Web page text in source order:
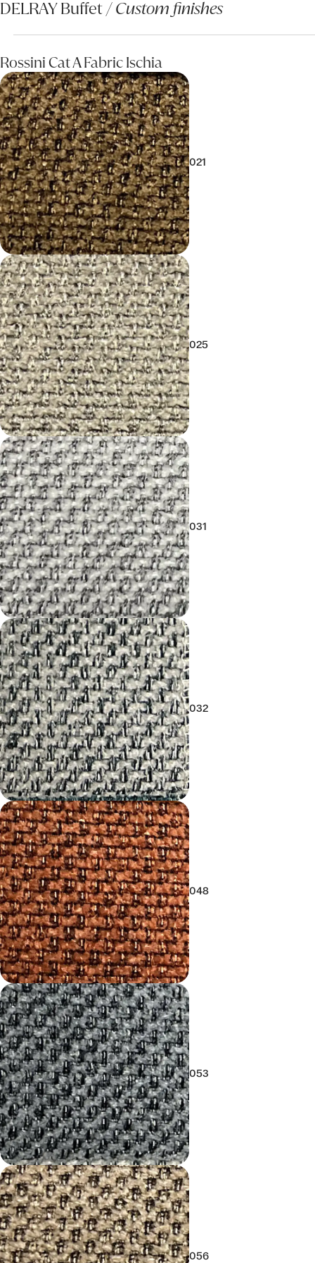
DELRAY Buffet /Custom finishes
Rossini Cat A Fabric Ischia
021
025
031
032
048
053
056